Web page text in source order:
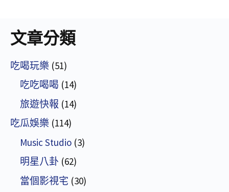
文章分類
吃喝玩樂 (51)
吃吃喝喝 (14)
旅遊快報 (14)
吃瓜娛樂 (114)
Music Studio (3)
明星八卦 (62)
當個影視宅 (30)